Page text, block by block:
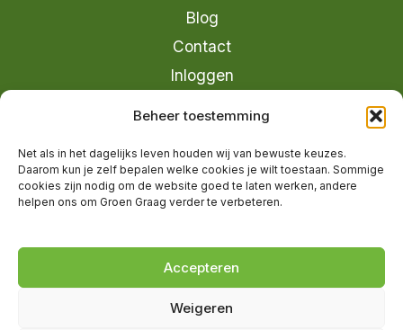
Beheer toestemming
Net als in het dagelijks leven houden wij van bewuste keuzes.
Daarom kun je zelf bepalen welke cookies je wilt toestaan. Sommige
cookies zijn nodig om de website goed te laten werken, andere
helpen ons om Groen Graag verder te verbeteren.
Accepteren
Weigeren
Blog
Contact
Inloggen
info@groengraag.nl
Ervaringen van leden op Trustpilot
Marketing
Groen Graag is onderdeel van Moreau